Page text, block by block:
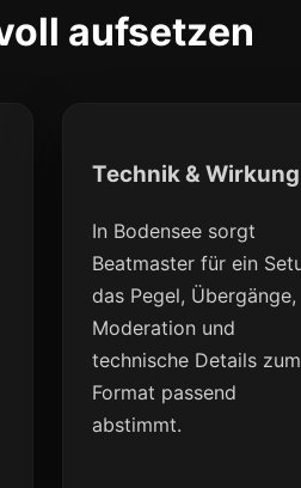
aufsetzen
Technik & Wirkung
In Bodensee sorgt
Beatmaster für ein
das Pegel, Übergänge,
Moderation und
technische Details zum
Format passend
abstimmt.